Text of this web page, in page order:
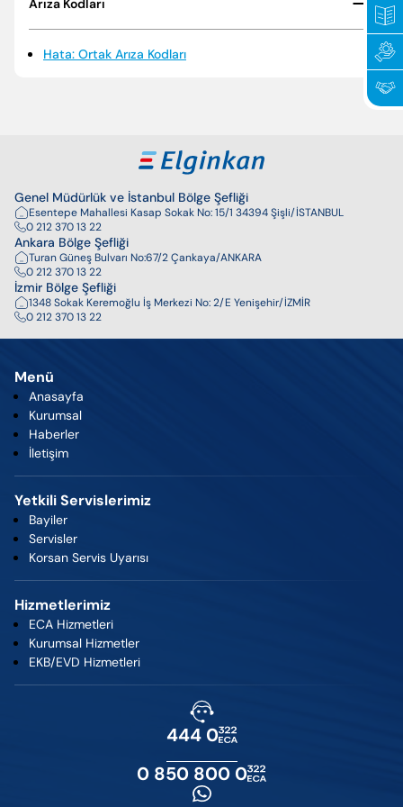
Politikalarımız
Periyodik Bakımda Yapılanlar
Servis Talebi
Arıza Kodları
Hata: Ortak Arıza Kodları
Genel Müdürlük ve İstanbul Bölge Şefliği
Esentepe Mahallesi Kasap Sokak No: 15/1 34394 Şişli/İSTANBUL
0 212 370 13 22
Ankara Bölge Şefliği
Turan Güneş Bulvarı No:67/2 Çankaya/ANKARA
0 212 370 13 22
İzmir Bölge Şefliği
1348 Sokak Keremoğlu İş Merkezi No: 2/E Yenişehir/İZMİR
0 212 370 13 22
Menü
Anasayfa
Kurumsal
Haberler
İletişim
Yetkili Servislerimiz
Bayiler
Servisler
Korsan Servis Uyarısı
Hizmetlerimiz
ECA Hizmetleri
Kurumsal Hizmetler
EKB/EVD Hizmetleri
444 0
0 850 800 0